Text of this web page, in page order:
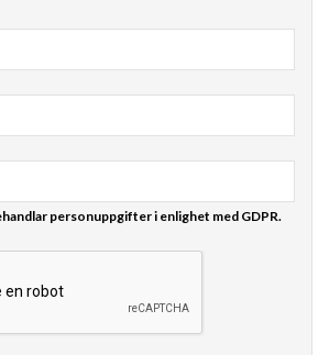
personuppgifter i enlighet med GDPR.